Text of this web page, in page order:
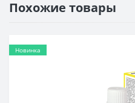
Похожие товары
Новинка